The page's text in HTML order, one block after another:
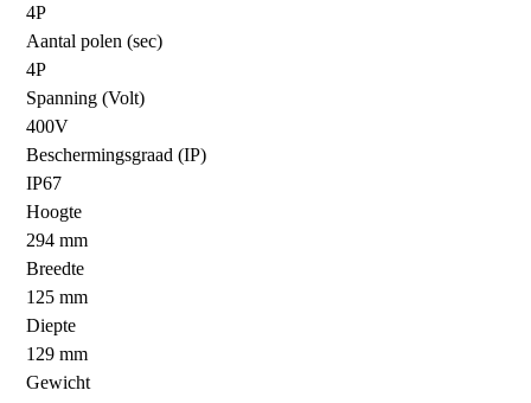
4P
Aantal polen (sec)
4P
Spanning (Volt)
400V
Beschermingsgraad (IP)
IP67
Hoogte
294 mm
Breedte
125 mm
Diepte
129 mm
Gewicht